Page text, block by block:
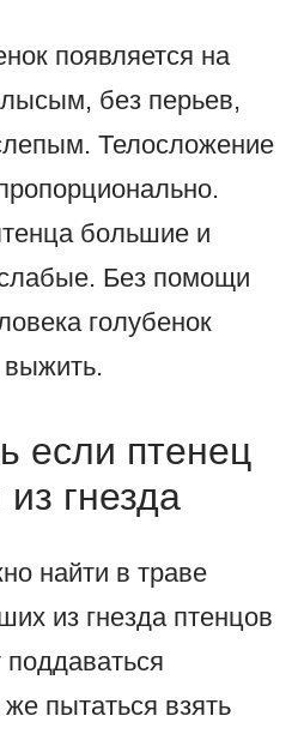
появляется на
без перьев,
Телосложение
большие и
Без помощи
голубенок
выжить.
если птенец
гнезда
найти в траве
из гнезда птенцов
поддаваться
же пытаться взять